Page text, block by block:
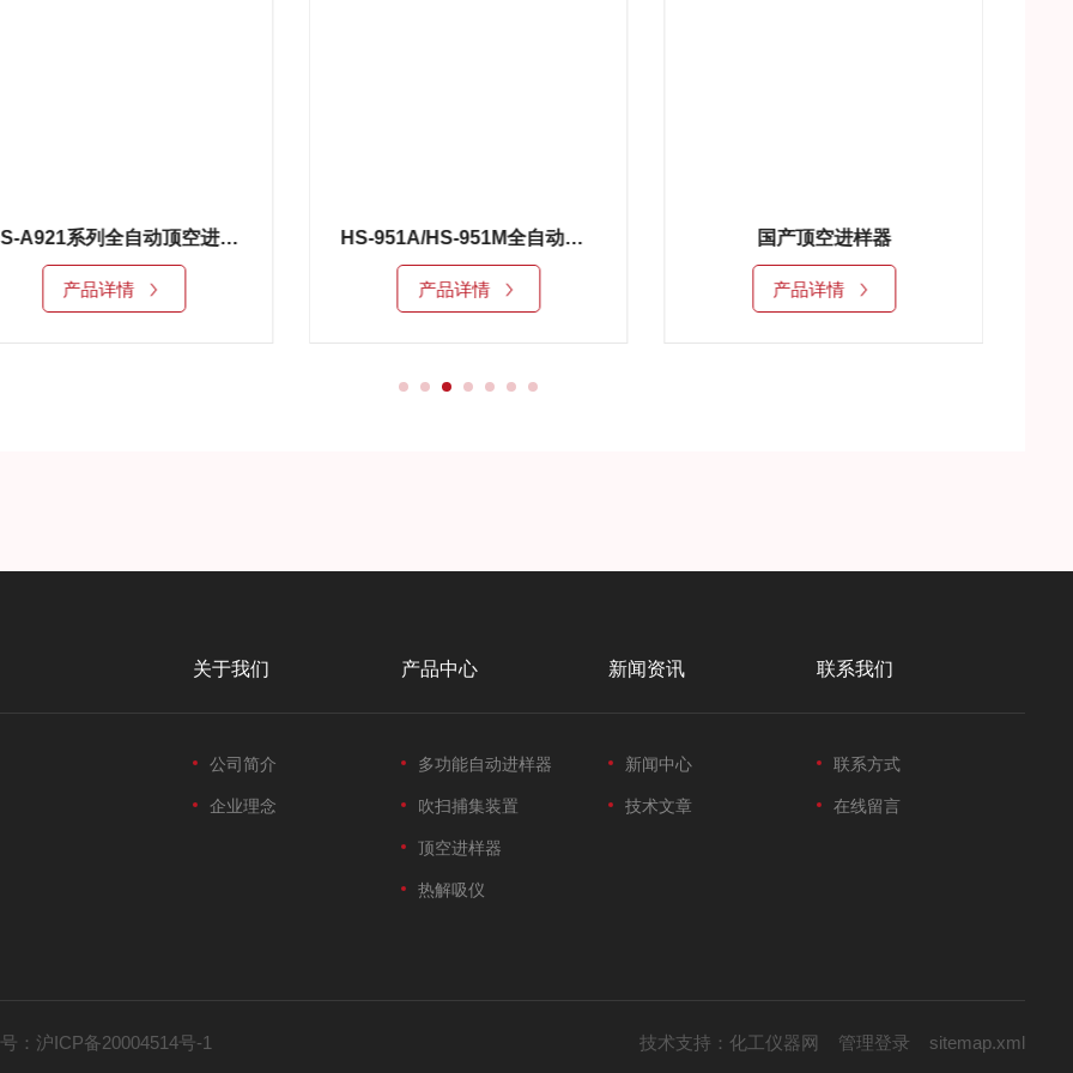
HS-A921系列全自动顶空进样器 HS-951A/HS-951M全自动顶空进样器 国产顶空进样器
关于我们
公司简介
企业理念
产品中心
多功能自动进样器
吹扫捕集装置
顶空进样器
热解吸仪
新闻资讯
新闻中心
技术文章
联系我们
联系方式
在线留言
： 沪ICP备20004514号-1 技术支持： 化工仪器网 管理登录 sitemap.xml